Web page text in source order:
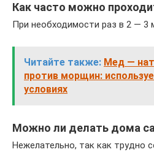
Как часто можно
При необходимости раз в 2 — 3
Читайте также: Мед —
против морщин:
условиях
Можно ли делать дома
Нежелательно, так как трудно